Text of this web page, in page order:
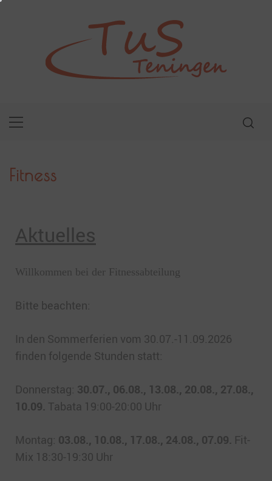
Fitness
Aktuelles
Willkommen bei der Fitnessabteilung
Bitte beachten:
In den Sommerferien vom 30.07.-11.09.2026
finden folgende Stunden statt:
Donnerstag: 30.07., 06.08., 13.08., 20.08., 27.08.,
10.09. Tabata 19:00-20:00 Uhr
Montag: 03.08., 10.08., 17.08., 24.08., 07.09. Fit-
Mix 18:30-19:30 Uhr